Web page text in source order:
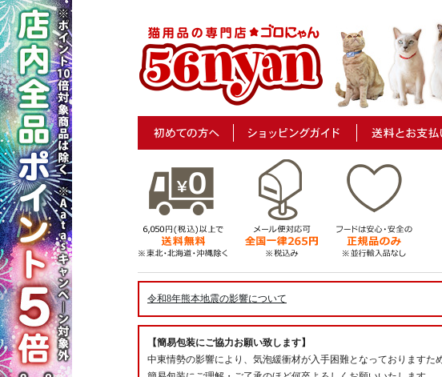
令和8年熊本地震の影響について
【簡易包装にご協力お願い致します】
中東情勢の影響により、気泡緩衝材が入手困難となっておりますた